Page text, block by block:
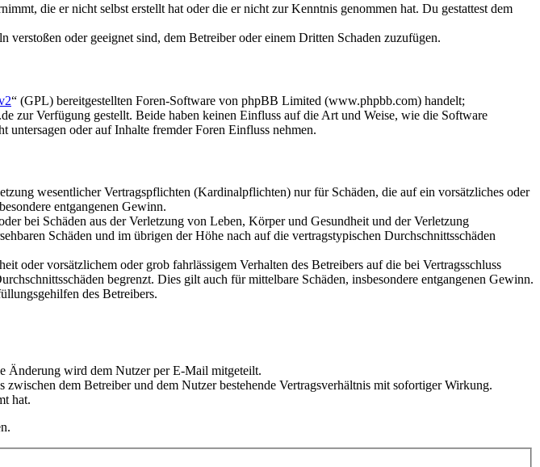
die er nicht selbst erstellt hat oder die er nicht zur Kenntnis genommen hat. Du gestattest dem
verstoßen oder geeignet sind, dem Betreiber oder einem Dritten Schaden zuzufügen.
“ (GPL) bereitgestellten Foren-Software von phpBB Limited (www.phpbb.com) handelt;
zur Verfügung gestellt. Beide haben keinen Einfluss auf die Art und Weise, wie die Software
oder auf Inhalte fremder Foren Einfluss nehmen.
wesentlicher Vertragspflichten (Kardinalpflichten) nur für Schäden, die auf ein vorsätzliches oder
entgangenen Gewinn.
bei Schäden aus der Verletzung von Leben, Körper und Gesundheit und der Verletzung
Schäden und im übrigen der Höhe nach auf die vertragstypischen Durchschnittsschäden
oder vorsätzlichem oder grob fahrlässigem Verhalten des Betreibers auf die bei Vertragsschluss
begrenzt. Dies gilt auch für mittelbare Schäden, insbesondere entgangenen Gewinn.
des Betreibers.
Änderung wird dem Nutzer per E-Mail mitgeteilt.
dem Betreiber und dem Nutzer bestehende Vertragsverhältnis mit sofortiger Wirkung.
hat.